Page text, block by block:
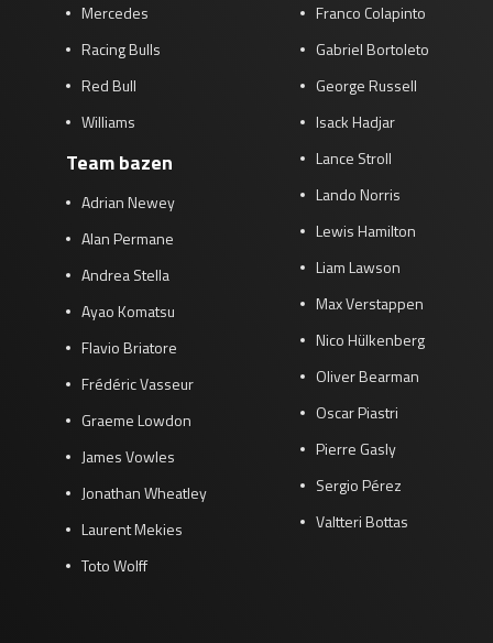
Mercedes
Racing Bulls
Red Bull
Williams
Team bazen
Adrian Newey
Alan Permane
Andrea Stella
Ayao Komatsu
Flavio Briatore
Frédéric Vasseur
Graeme Lowdon
James Vowles
Jonathan Wheatley
Laurent Mekies
Toto Wolff
Franco Colapinto
Gabriel Bortoleto
George Russell
Isack Hadjar
Lance Stroll
Lando Norris
Lewis Hamilton
Liam Lawson
Max Verstappen
Nico Hülkenberg
Oliver Bearman
Oscar Piastri
Pierre Gasly
Sergio Pérez
Valtteri Bottas